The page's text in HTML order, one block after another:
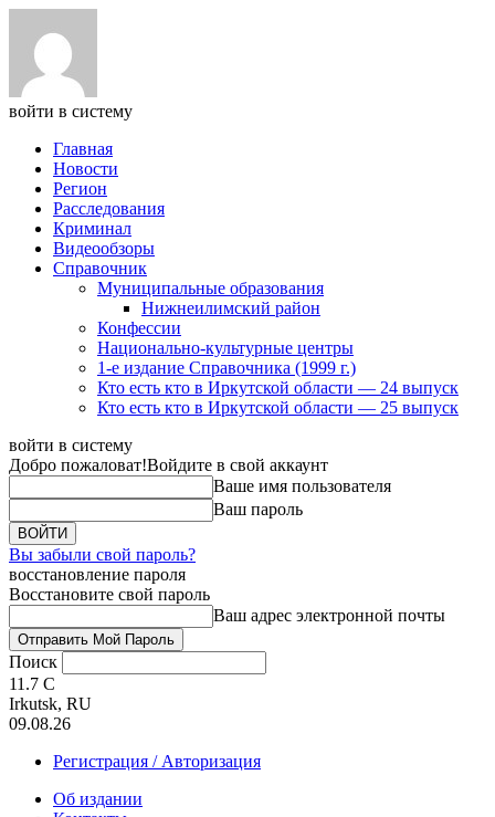
войти в систему
Главная
Новости
Регион
Расследования
Криминал
Видеообзоры
Справочник
Муниципальные образования
Нижнеилимский район
Конфессии
Национально-культурные центры
1-е издание Справочника (1999 г.)
Кто есть кто в Иркутской области — 24 выпуск
Кто есть кто в Иркутской области — 25 выпуск
войти в систему
Добро пожаловат!Войдите в свой аккаунт
Ваше имя пользователя
Ваш пароль
Вы забыли свой пароль?
восстановление пароля
Восстановите свой пароль
Ваш адрес электронной почты
Поиск
11.7 C
Irkutsk, RU
09.08.26
Регистрация / Авторизация
Об издании